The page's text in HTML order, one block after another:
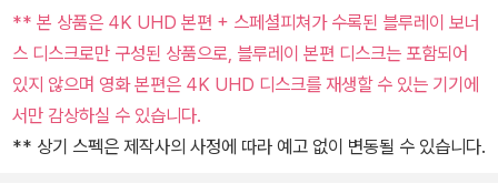
** 본 상품은 4K UHD 본편 + 스페셜피쳐가 수록된 블루레이 보너
스 디스크로만 구성된 상품으로, 블루레이 본편 디스크는 포함되어
있지 않으며 영화 본편은 4K UHD 디스크를 재생할 수 있는 기기에
서만 감상하실 수 있습니다.
** 상기 스펙은 제작사의 사정에 따라 예고 없이 변동될 수 있습니다.